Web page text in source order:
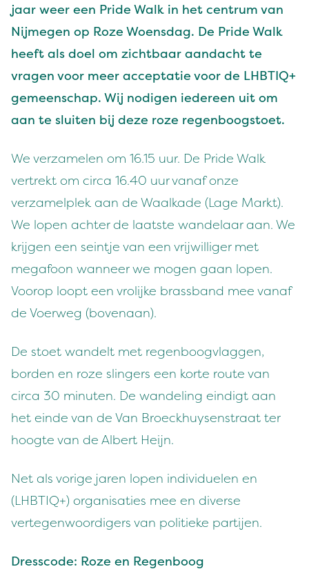
jaar weer een Pride Walk in het centrum van
Nijmegen op Roze Woensdag. De Pride Walk
heeft als doel om zichtbaar aandacht te
vragen voor meer acceptatie voor de LHBTIQ+
gemeenschap. Wij nodigen iedereen uit om
aan te sluiten bij deze roze regenboogstoet.
We verzamelen om 16.15 uur. De Pride Walk
vertrekt om circa 16.40 uur vanaf onze
verzamelplek aan de Waalkade (Lage Markt).
We lopen achter de laatste wandelaar aan. We
krijgen een seintje van een vrijwilliger met
megafoon wanneer we mogen gaan lopen.
Voorop loopt een vrolijke brassband mee vanaf
de Voerweg (bovenaan).
De stoet wandelt met regenboogvlaggen,
borden en roze slingers een korte route van
circa 30 minuten. De wandeling eindigt aan
het einde van de Van Broeckhuysenstraat ter
hoogte van de Albert Heijn.
Net als vorige jaren lopen individuelen en
(LHBTIQ+) organisaties mee en diverse
vertegenwoordigers van politieke partijen.
Dresscode: Roze en Regenboog